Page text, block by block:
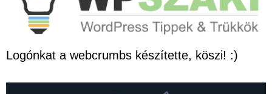
Logónkat a webcrumbs készítette, köszi! :)